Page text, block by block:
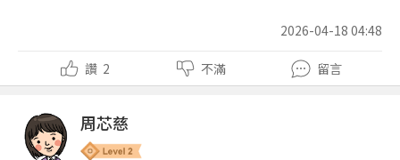
2026-04-18 04:48
讚 2 不滿 留言
周芯慈